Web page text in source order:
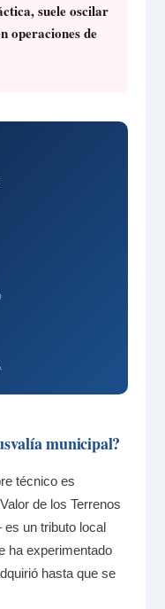
suele oscilar
operaciones de
municipal?
técnico es
de los Terrenos
un tributo local
ha experimentado
hasta que se